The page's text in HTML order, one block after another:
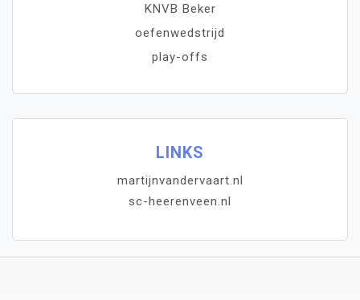
KNVB Beker
oefenwedstrijd
play-offs
LINKS
martijnvandervaart.nl
sc-heerenveen.nl